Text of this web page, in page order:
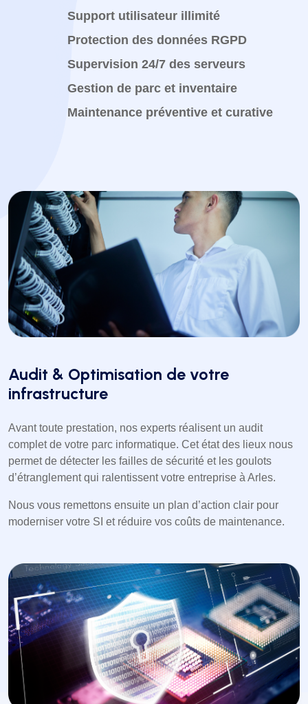
Support utilisateur illimité
Protection des données RGPD
Supervision 24/7 des serveurs
Gestion de parc et inventaire
Maintenance préventive et curative
Audit & Optimisation de votre
infrastructure
Avant toute prestation, nos experts réalisent un audit
complet de votre parc informatique. Cet état des lieux nous
permet de détecter les failles de sécurité et les goulots
d’étranglement qui ralentissent votre entreprise à Arles.
Nous vous remettons ensuite un plan d’action clair pour
moderniser votre SI et réduire vos coûts de maintenance.